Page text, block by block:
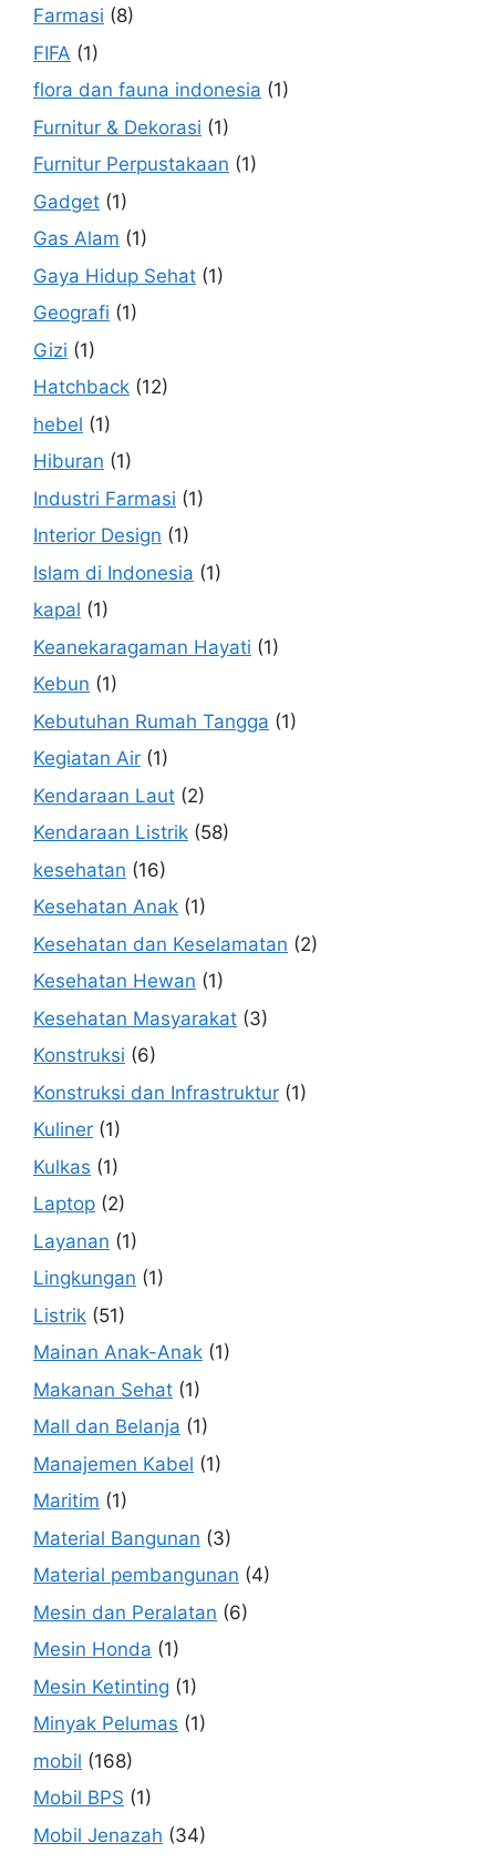
Farmasi (8)
FIFA (1)
flora dan fauna indonesia (1)
Furnitur & Dekorasi (1)
Furnitur Perpustakaan (1)
Gadget (1)
Gas Alam (1)
Gaya Hidup Sehat (1)
Geografi (1)
Gizi (1)
Hatchback (12)
hebel (1)
Hiburan (1)
Industri Farmasi (1)
Interior Design (1)
Islam di Indonesia (1)
kapal (1)
Keanekaragaman Hayati (1)
Kebun (1)
Kebutuhan Rumah Tangga (1)
Kegiatan Air (1)
Kendaraan Laut (2)
Kendaraan Listrik (58)
kesehatan (16)
Kesehatan Anak (1)
Kesehatan dan Keselamatan (2)
Kesehatan Hewan (1)
Kesehatan Masyarakat (3)
Konstruksi (6)
Konstruksi dan Infrastruktur (1)
Kuliner (1)
Kulkas (1)
Laptop (2)
Layanan (1)
Lingkungan (1)
Listrik (51)
Mainan Anak-Anak (1)
Makanan Sehat (1)
Mall dan Belanja (1)
Manajemen Kabel (1)
Maritim (1)
Material Bangunan (3)
Material pembangunan (4)
Mesin dan Peralatan (6)
Mesin Honda (1)
Mesin Ketinting (1)
Minyak Pelumas (1)
mobil (168)
Mobil BPS (1)
Mobil Jenazah (34)